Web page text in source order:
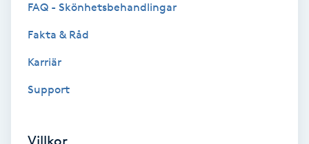
Yogamassage
FAQ - Skönhetsbehandlingar
Fakta & Råd
Karriär
Support